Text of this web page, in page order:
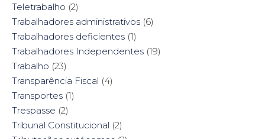
Teletrabalho (2)
Trabalhadores administrativos (6)
Trabalhadores deficientes (1)
Trabalhadores Independentes (19)
Trabalho (23)
Transparência Fiscal (4)
Transportes (1)
Trespasse (2)
Tribunal Constitucional (2)